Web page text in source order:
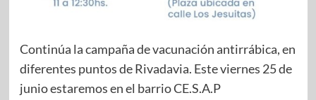
Continúa la campaña de vacunación antirrábica, en
diferentes puntos de Rivadavia. Este viernes 25 de
junio estaremos en el barrio CE.S.A.P